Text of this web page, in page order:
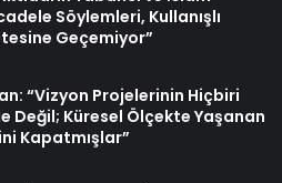
Söylemleri, Kullanışlı
Geçemiyor”
“Vizyon Projelerinin Hiçbiri
Değil; Küresel Ölçekte Yaşanan
Kapatmışlar”